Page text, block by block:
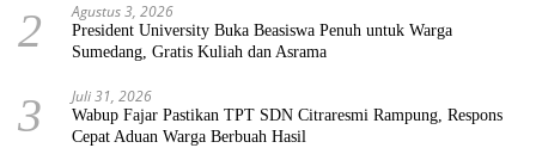
2 Agustus 3, 2026
President University Buka Beasiswa Penuh untuk Warga
Sumedang, Gratis Kuliah dan Asrama
3 Juli 31, 2026
Wabup Fajar Pastikan TPT SDN Citraresmi Rampung, Respons
Cepat Aduan Warga Berbuah Hasil